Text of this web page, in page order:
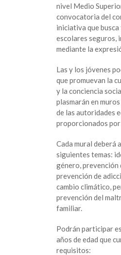
nivel Medio
convocatoria del
iniciativa que
escolares seguros,
mediante la
Las y los jóvenes
que promuevan la
y la conciencia
plasmarán en
de las autoridades
proporcionados
Cada mural deberá
siguientes temas:
género, prevención
prevención de
cambio climático,
prevención del
familiar.
Podrán participar
años de edad que
requisitos: